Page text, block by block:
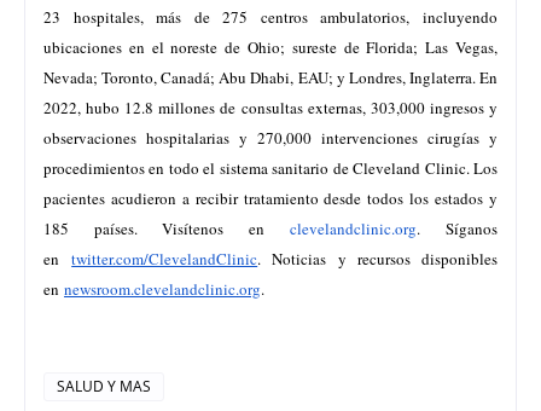
23 hospitales, más de 275 centros ambulatorios, incluyendo
ubicaciones en el noreste de Ohio; sureste de Florida; Las Vegas,
Nevada; Toronto, Canadá; Abu Dhabi, EAU; y Londres, Inglaterra. En
2022, hubo 12.8 millones de consultas externas, 303,000 ingresos y
observaciones hospitalarias y 270,000 intervenciones cirugías y
procedimientos en todo el sistema sanitario de Cleveland Clinic. Los
pacientes acudieron a recibir tratamiento desde todos los estados y
185 países. Visítenos enclevelandclinic.org. Síganos
entwitter.com/ClevelandClinic. Noticias y recursos disponibles
en newsroom.clevelandclinic.org.
SALUD Y MAS